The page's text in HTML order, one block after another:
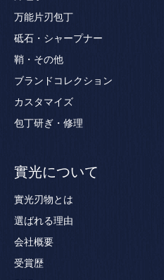
万能片刃包丁
砥石・シャープナー
鞘・その他
ブランドコレクション
カスタマイズ
包丁研ぎ・修理
實光について
實光刃物とは
選ばれる理由
会社概要
受賞歴